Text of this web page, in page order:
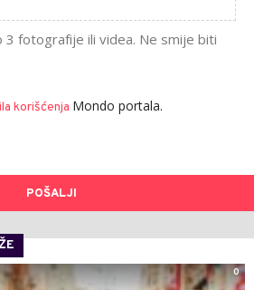
3 fotografije ili videa. Ne smije biti
korišćenja Mondo portala.
POŠALJI
0